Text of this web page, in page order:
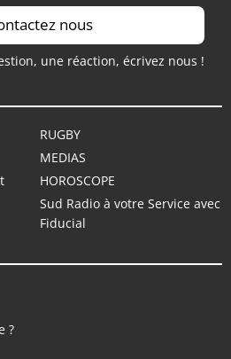
nous
une réaction, écrivez nous !
RUGBY
MEDIAS
HOROSCOPE
Sud Radio à votre Service avec
Fiducial
?